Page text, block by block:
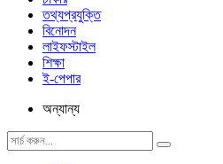
তথ্যপ্রযুক্তি
বিনোদন
লাইফস্টাইল
শিক্ষা
ই-পেপার
অন্যান্য